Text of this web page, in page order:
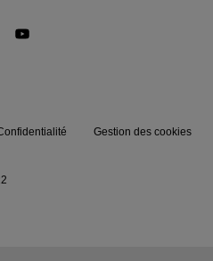
Gestion des cookies